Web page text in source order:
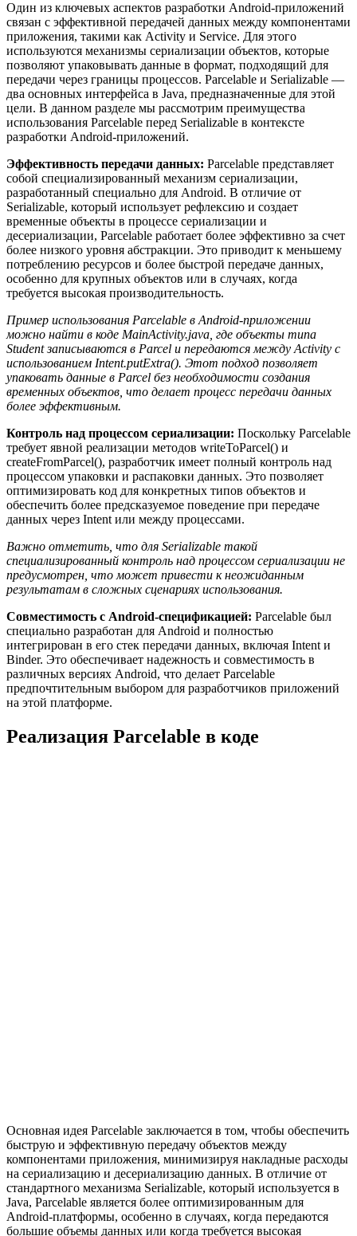
Один из ключевых аспектов разработки Android-приложений
связан с эффективной передачей данных между компонентами
приложения, такими как Activity и Service. Для этого
используются механизмы сериализации объектов, которые
позволяют упаковывать данные в формат, подходящий для
передачи через границы процессов. Parcelable и Serializable —
два основных интерфейса в Java, предназначенные для этой
цели. В данном разделе мы рассмотрим преимущества
использования Parcelable перед Serializable в контексте
разработки Android-приложений.
Эффективность передачи данных: Parcelable представляет
собой специализированный механизм сериализации,
разработанный специально для Android. В отличие от
Serializable, который использует рефлексию и создает
временные объекты в процессе сериализации и
десериализации, Parcelable работает более эффективно за счет
более низкого уровня абстракции. Это приводит к меньшему
потреблению ресурсов и более быстрой передаче данных,
особенно для крупных объектов или в случаях, когда
требуется высокая производительность.
Пример использования Parcelable в Android-приложении
можно найти в коде MainActivity.java, где объекты типа
Student записываются в Parcel и передаются между Activity с
использованием Intent.putExtra(). Этот подход позволяет
упаковать данные в Parcel без необходимости создания
временных объектов, что делает процесс передачи данных
более эффективным.
Контроль над процессом сериализации: Поскольку Parcelable
требует явной реализации методов writeToParcel() и
createFromParcel(), разработчик имеет полный контроль над
процессом упаковки и распаковки данных. Это позволяет
оптимизировать код для конкретных типов объектов и
обеспечить более предсказуемое поведение при передаче
данных через Intent или между процессами.
Важно отметить, что для Serializable такой
специализированный контроль над процессом сериализации не
предусмотрен, что может привести к неожиданным
результатам в сложных сценариях использования.
Совместимость с Android-спецификацией: Parcelable был
специально разработан для Android и полностью
интегрирован в его стек передачи данных, включая Intent и
Binder. Это обеспечивает надежность и совместимость в
различных версиях Android, что делает Parcelable
предпочтительным выбором для разработчиков приложений
на этой платформе.
Реализация Parcelable в коде
Основная идея Parcelable заключается в том, чтобы обеспечить
быструю и эффективную передачу объектов между
компонентами приложения, минимизируя накладные расходы
на сериализацию и десериализацию данных. В отличие от
стандартного механизма Serializable, который используется в
Java, Parcelable является более оптимизированным для
Android-платформы, особенно в случаях, когда передаются
большие объемы данных или когда требуется высокая